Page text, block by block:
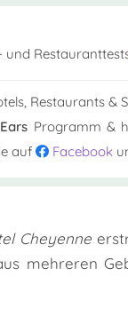
und
Restaurants &
Programm &
auf Facebook
Cheyenne
mehreren